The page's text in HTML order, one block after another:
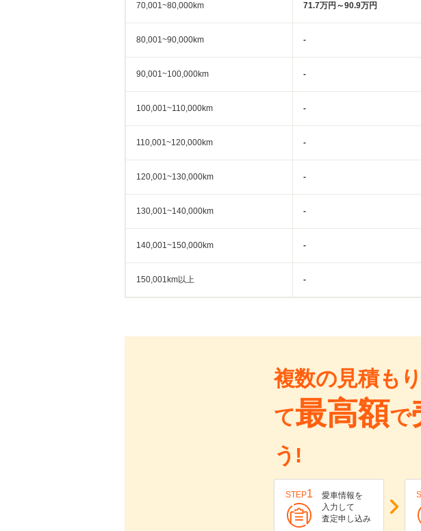
70,001~80,000km 71.7万円～90.9万円
80,001~90,000km -
90,001~100,000km -
100,001~110,000km -
110,001~120,000km -
120,001~130,000km -
130,001~140,000km -
140,001~150,000km -
150,001km以上 -
複数の見積も
て最高額で
う!
STEP1
愛車情報を
入力して
査定申し込み